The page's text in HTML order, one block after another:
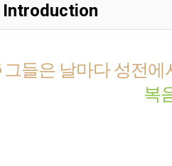
Introduction
그들은 날마다 성전에
복